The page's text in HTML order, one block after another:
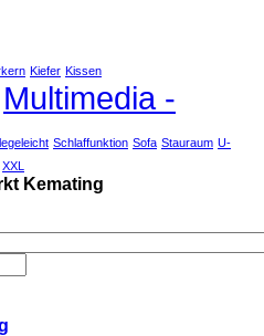
Kiefer Kissen
Multimedia -
Schlaffunktion Sofa Stauraum U-
XXL
Kemating